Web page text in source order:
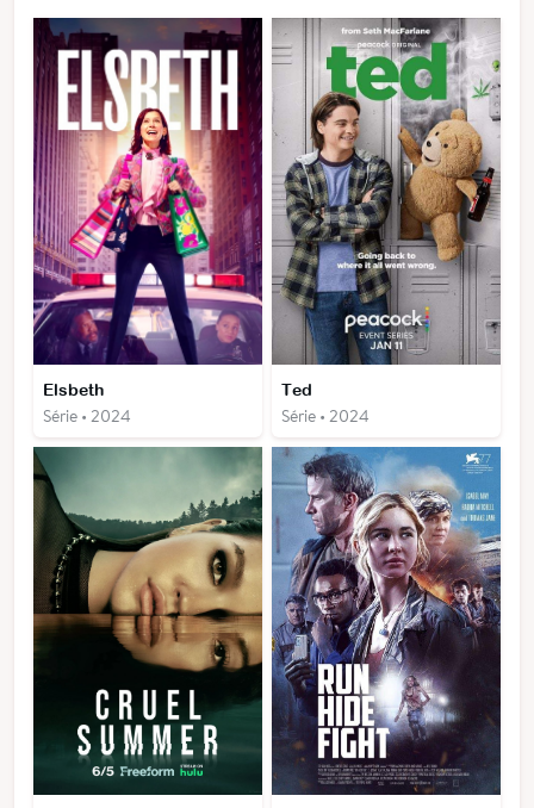
Elsbeth
Série • 2024
Ted
Série • 2024